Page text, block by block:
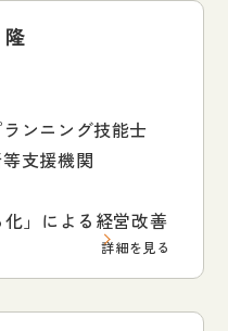
ンニング技能士
支援機関
」による経営改善
詳細を見る